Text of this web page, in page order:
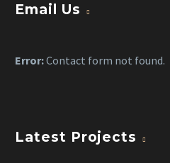
Email Us
Error:Contact form not found.
Latest Projects